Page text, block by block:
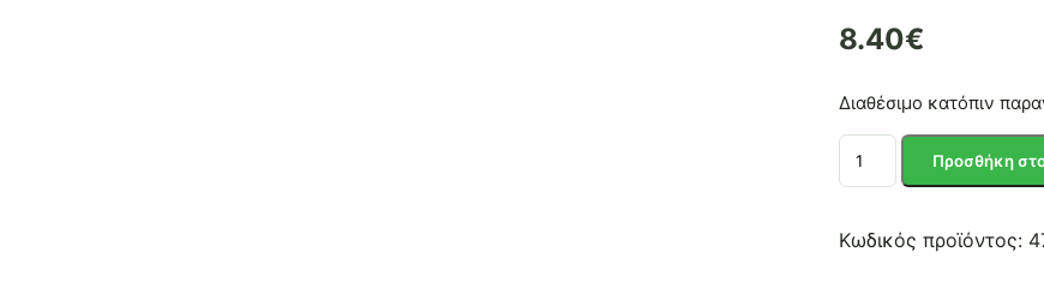
8.40€
Διαθέσιμο κατόπιν
συρραφής
ποσότητα
Προσθήκη
Κωδικός προϊόντος: